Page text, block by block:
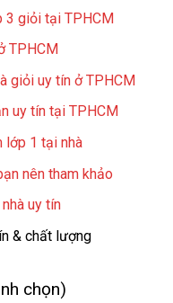
3 giỏi tại TPHCM
TPHCM
giỏi uy tín ở TPHCM
uy tín tại TPHCM
lớp 1 tại nhà
nên tham khảo
uy tín
& chất lượng
chọn)